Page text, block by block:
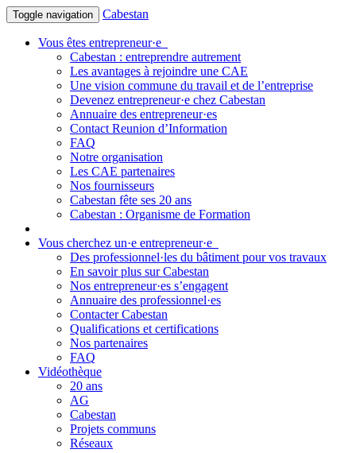
Toggle navigation Cabestan
Vous êtes entrepreneur·e
Cabestan : entreprendre autrement
Les avantages à rejoindre une CAE
Une vision commune du travail et de l’entreprise
Devenez entrepreneur·e chez Cabestan
Annuaire des entrepreneur·es
Contact Reunion d’Information
FAQ
Notre organisation
Les CAE partenaires
Nos fournisseurs
Cabestan fête ses 20 ans
Cabestan : Organisme de Formation
Vous cherchez un·e entrepreneur·e
Des professionnel·les du bâtiment pour vos travaux
En savoir plus sur Cabestan
Nos entrepreneur·es s’engagent
Annuaire des professionnel·es
Contacter Cabestan
Qualifications et certifications
Nos partenaires
FAQ
Vidéothèque
20 ans
AG
Cabestan
Projets communs
Réseaux